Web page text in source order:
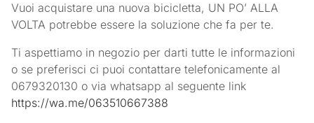
Vuoi acquistare una nuova bicicletta, UN PO’ ALLA
VOLTA potrebbe essere la soluzione che fa per te.
Ti aspettiamo in negozio per darti tutte le informazioni
o se preferisci ci puoi contattare telefonicamente al
0679320130 o via whatsapp al seguente link
https://wa.me/063510667388